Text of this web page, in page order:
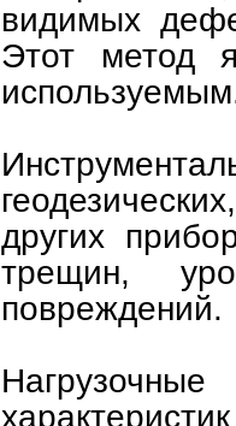
видимых
Этот метод
других
трещин,
повреждений.